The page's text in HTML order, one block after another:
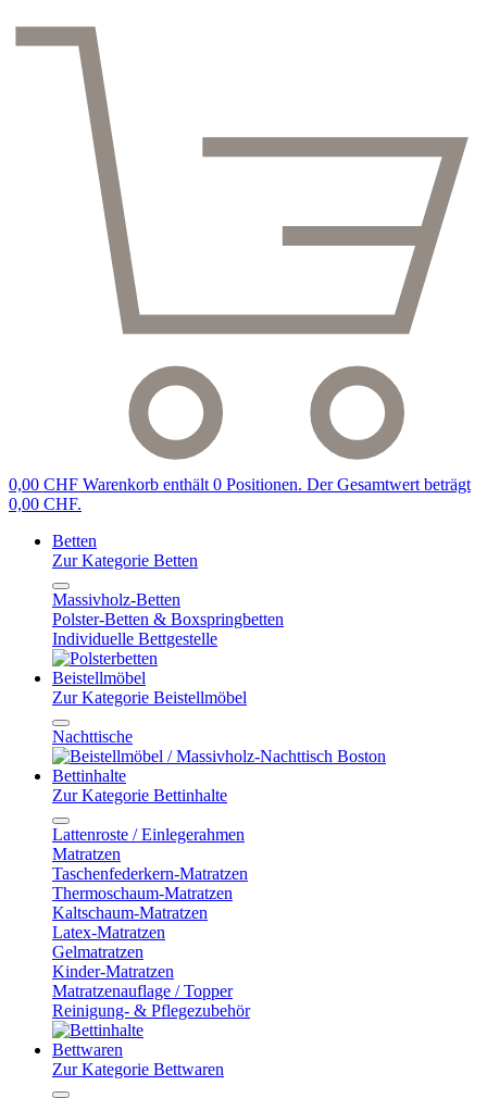
0,00 CHF Warenkorb enthält 0 Positionen. Der Gesamtwert beträgt
0,00 CHF.
Betten
Zur Kategorie Betten
Massivholz-Betten
Polster-Betten & Boxspringbetten
Individuelle Bettgestelle
Beistellmöbel
Zur Kategorie Beistellmöbel
Nachttische
Bettinhalte
Zur Kategorie Bettinhalte
Lattenroste / Einlegerahmen
Matratzen
Taschenfederkern-Matratzen
Thermoschaum-Matratzen
Kaltschaum-Matratzen
Latex-Matratzen
Gelmatratzen
Kinder-Matratzen
Matratzenauflage / Topper
Reinigung- & Pflegezubehör
Bettwaren
Zur Kategorie Bettwaren